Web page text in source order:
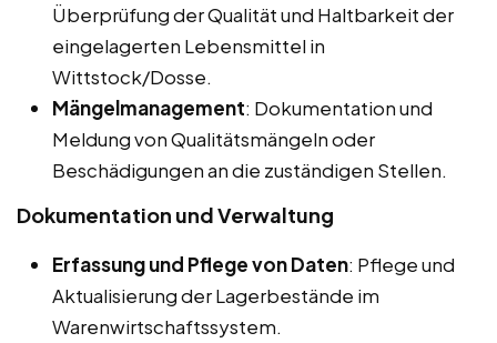
Überprüfung der Qualität und Haltbarkeit der
eingelagerten Lebensmittel in
Wittstock/Dosse.
Mängelmanagement: Dokumentation und
Meldung von Qualitätsmängeln oder
Beschädigungen an die zuständigen Stellen.
Dokumentation und Verwaltung
Erfassung und Pflege von Daten: Pflege und
Aktualisierung der Lagerbestände im
Warenwirtschaftssystem.